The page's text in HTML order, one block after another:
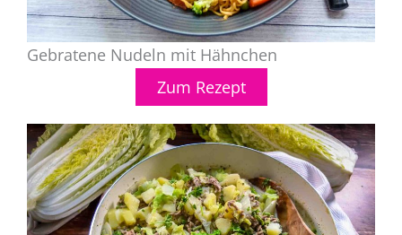
Gebratene Nudeln mit Hähnchen
Zum Rezept